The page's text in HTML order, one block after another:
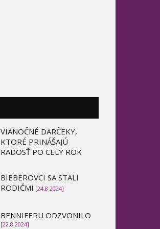
VIANOČNÉ DARČEKY,
KTORÉ PRINÁŠAJÚ
RADOSŤ PO CELÝ ROK
BIEBEROVCI SA STALI
RODIČMI [24.8 2024]
BENNIFERU ODZVONILO
[22.8 2024]